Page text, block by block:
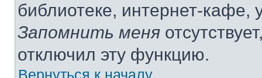
библиотеке, интернет-кафе,
Запомнить меня
отключил эту функцию.
Вернуться к началу